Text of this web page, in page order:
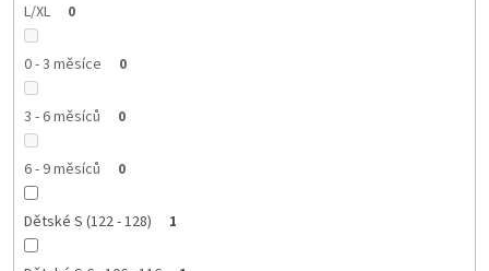
L/XL 0
0 - 3 měsíce 0
3 - 6 měsíců 0
6 - 9 měsíců 0
Dětské S (122 - 128) 1